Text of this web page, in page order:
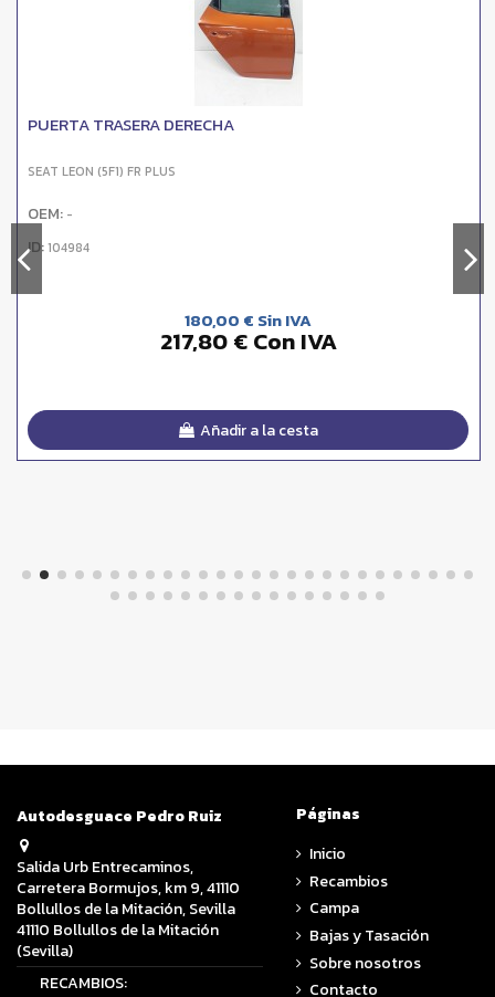
PUERTA TRASERA DERECHA
SEAT LEON (5F1) FR PLUS
OEM: -
ID:104984
180,00 € Sin IVA
217,80 € Con IVA
Añadir a la cesta
Autodesguace Pedro Ruiz
Salida Urb Entrecaminos,
Carretera Bormujos, km 9, 41110
Bollullos de la Mitación, Sevilla
41110 Bollullos de la Mitación
(Sevilla)
RECAMBIOS:
Páginas
Inicio
Recambios
Campa
Bajas y Tasación
Sobre nosotros
Contacto